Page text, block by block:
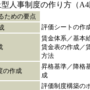
人事制度の作り方（
ための要点
評価シートの作
賃金体系／基本
賃金表の作成／
方法
の作成
昇格基準／降格
成
評価制度構築の